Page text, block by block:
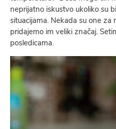
neprijatno iskustvo ukoliko su
situacijama. Nekada su one
pridajemo im veliki značaj.
posledicama.